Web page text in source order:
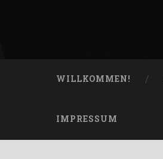
WILLKOMMEN!
IMPRESSUM